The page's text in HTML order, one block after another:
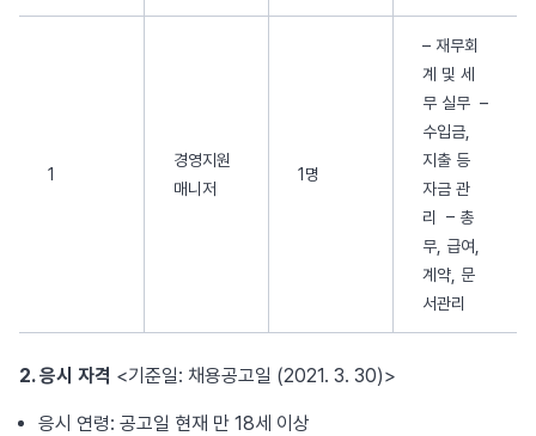
1
경영지원
매니저
1명
– 재무회
계 및 세
무 실무 –
수입금,
지출 등
자금 관
리 – 총
무, 급여,
계약, 문
서관리
2. 응시 자격 <기준일: 채용공고일 (2021. 3. 30)>
응시 연령: 공고일 현재 만 18세 이상